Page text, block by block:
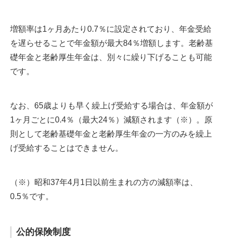
増額率は1ヶ月あたり0.7％に設定されており、年金受給
を遅らせることで年金額が最大84％増額します。老齢基
礎年金と老齢厚生年金は、別々に繰り下げることも可能
です。
なお、65歳よりも早く繰上げ受給する場合は、年金額が
1ヶ月ごとに0.4％（最大24％）減額されます（※）。原
則として老齢基礎年金と老齢厚生年金の一方のみを繰上
げ受給することはできません。
（※）昭和37年4月1日以前生まれの方の減額率は、
0.5％です。
公的保険制度